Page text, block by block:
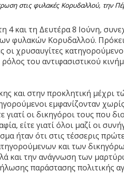
στις φυλακές Κορυδαλλού, την
4 και τη Δευτέρα 8 Ιούνη,
φυλακών Κορυδαλλού.
οι χρυσαυγίτες
του αντιφασιστικού
και στην προκλητική μέχρι
εμφανίζονταν
γιατί οι δικηγόροι τους που
είτε γιατί όλοι μαζί οι
ήταν ότι στις τέσσερις
και των
και την ανάγνωση των
παράστασης πολιτικής